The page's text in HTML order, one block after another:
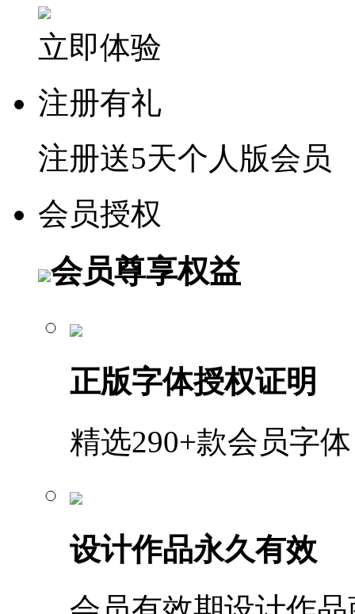
立即体验
注册有礼
注册送5天个人版会员
会员授权
会员尊享权益
正版字体授权证明
精选290+款会员字
设计作品永久有效